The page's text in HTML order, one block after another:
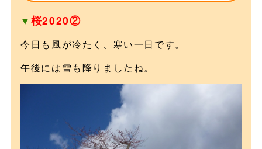
▼ 桜2020②
今日も風が冷たく、寒い一日です。
午後には雪も降りましたね。